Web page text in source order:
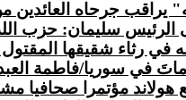
يراقب جرحاه العائدين
سليمان: حزب
في رثاء شقيقها
ماتَ في سوريا/فاطمة العبد
مؤتمرا صحافيا